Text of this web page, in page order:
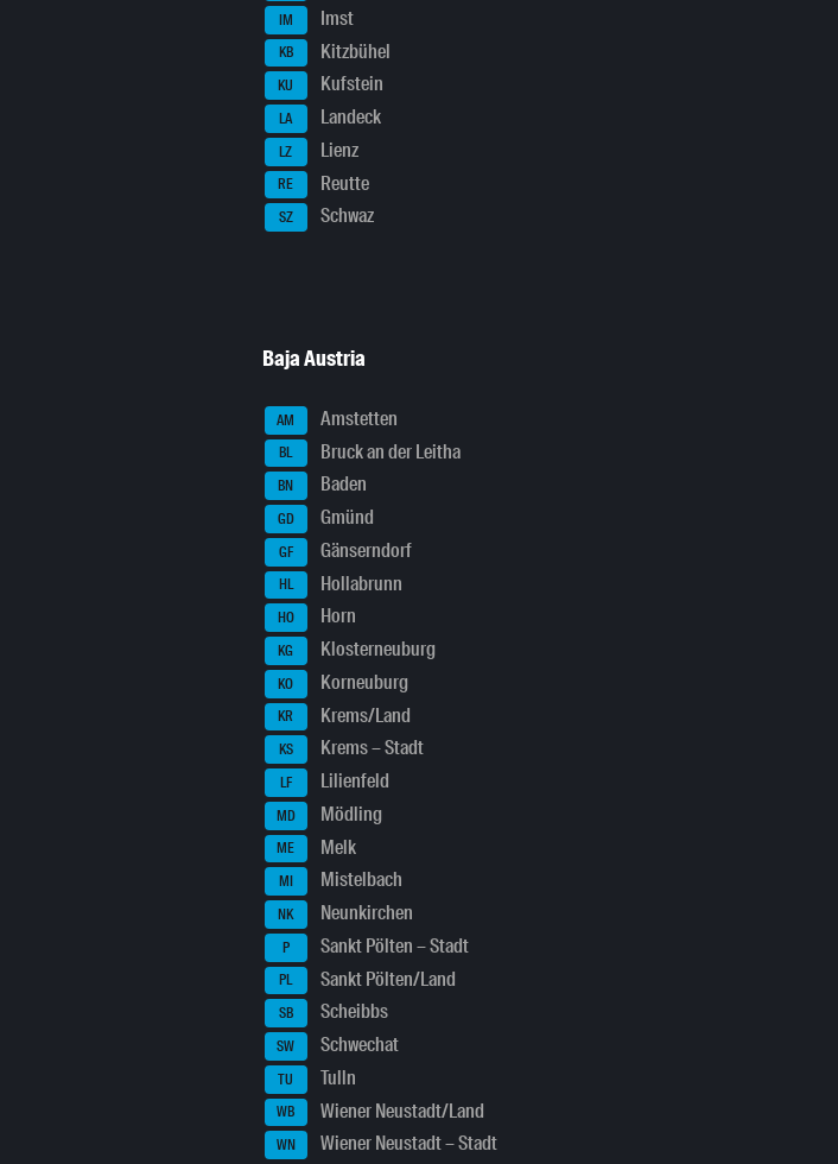
IM Imst
KB Kitzbühel
KU Kufstein
LA Landeck
LZ Lienz
RE Reutte
SZ Schwaz
Baja Austria
AM Amstetten
BL Bruck an der Leitha
BN Baden
GD Gmünd
GF Gänserndorf
HL Hollabrunn
HO Horn
KG Klosterneuburg
KO Korneuburg
KR Krems/Land
KS Krems – Stadt
LF Lilienfeld
MD Mödling
ME Melk
MI Mistelbach
NK Neunkirchen
P Sankt Pölten – Stadt
PL Sankt Pölten/Land
SB Scheibbs
SW Schwechat
TU Tulln
WB Wiener Neustadt/Land
WN Wiener Neustadt – Stadt